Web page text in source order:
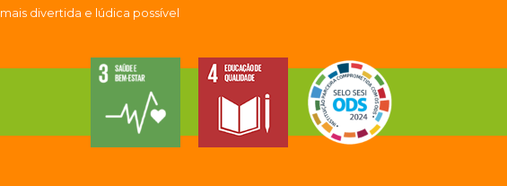
mais divertida e lúdica possível